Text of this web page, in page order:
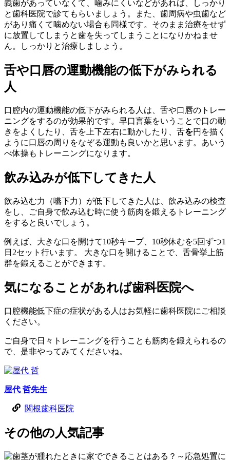
義歯があっていなくて、噛みにくいなどがあれば、しっかり
と歯科医院で診てもらいましょう。また、歯周病や虫歯など
があり痛くて噛めない場合も同様です。そのまま治療をせず
に放置してしまうと歯を失ってしまうことになりかねませ
ん。しっかりと治療しましょう。
舌や口唇の運動機能の低下がみられる
人
口腔内の運動機能の低下がみられる人は、舌や口唇のトレー
ニングをするのが効果的です。早口言葉をいうことで口の動
きをよくしたり、舌を上下左右に動かしたり、舌を円を描く
ように口唇の周りをなぞる運動も良いかと思います。あいう
べ体操もトレーニングになります。
飲み込みが低下してきた人
飲み込む力（嚥下力）が低下してきた人は、飲み込みの検査
をし、ご自身で飲み込む時に使う筋肉を鍛えるトレーニング
をすると良いでしょう。
例えば、大きな口を開けて10秒キープ、10秒休むを5回ずつ1
日2セット行います。 大きな口を開けることで、舌骨挙上筋
群を鍛えることができます。
気になることがあれば歯科医院へ
口腔機能低下症の症状がある人はお気軽に歯科医院にご相談
ください。
ご自身で日々トレーニングを行うことも筋肉を鍛えられるの
で、是非やってみてくださいね。
屋代 哲先生
関根歯科医院
その他の人気記事